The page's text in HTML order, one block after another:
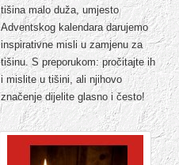
tišina malo duža, umjesto
Adventskog kalendara darujemo
inspirativne misli u zamjenu za
tišinu. S preporukom: pročitajte ih
i mislite u tišini, ali njihovo
značenje dijelite glasno i često!